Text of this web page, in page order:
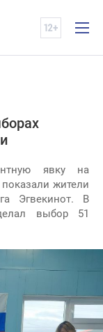
явку на
жители
Эгвекинот. В
выбор 51